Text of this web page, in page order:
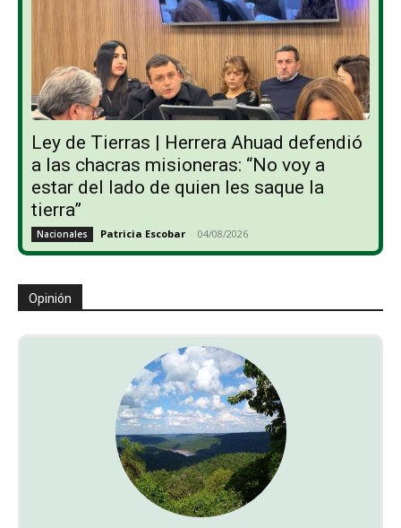
Ley de Tierras | Herrera Ahuad defendió
a las chacras misioneras: “No voy a
estar del lado de quien les saque la
tierra”
Nacionales Patricia Escobar - 04/08/2026
Opinión